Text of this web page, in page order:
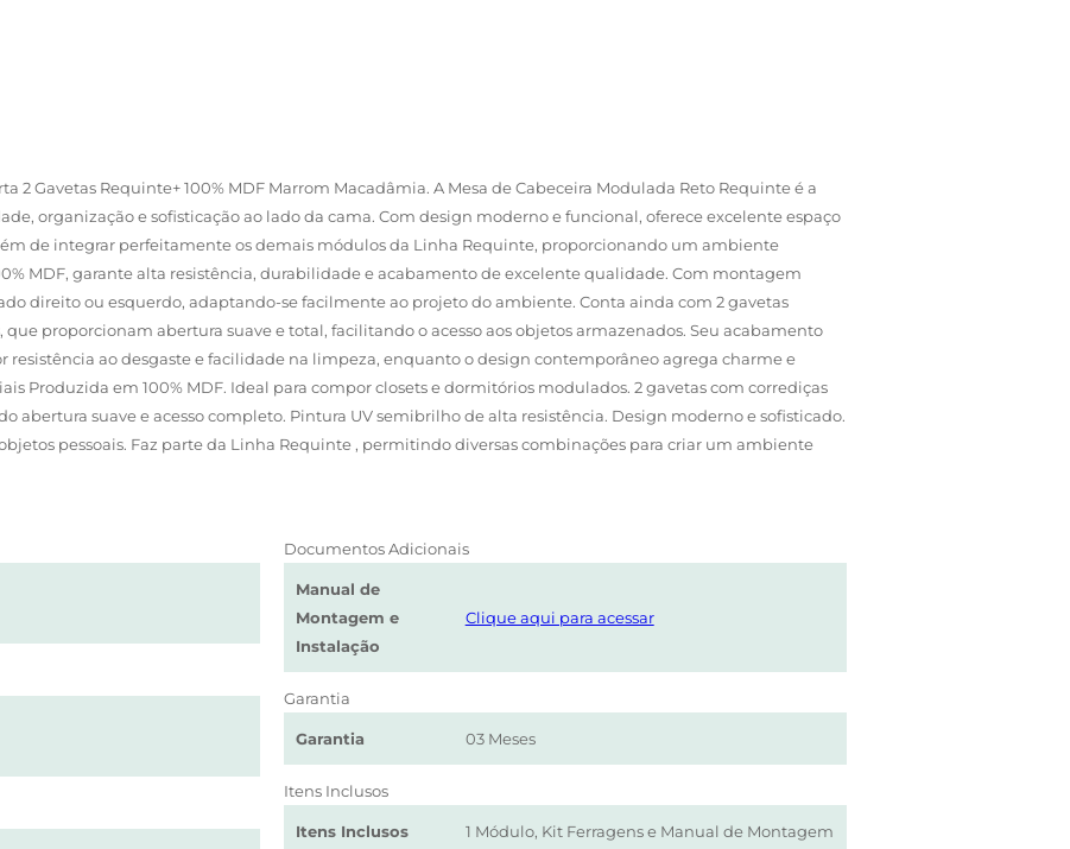
2 Gavetas Requinte+ 100% MDF Marrom Macadâmia. A Mesa de Cabeceira Modulada Reto Requinte é a
organização e sofisticação ao lado da cama. Com design moderno e funcional, oferece excelente espaço
de integrar perfeitamente os demais módulos da Linha Requinte, proporcionando um ambiente
MDF, garante alta resistência, durabilidade e acabamento de excelente qualidade. Com montagem
direito ou esquerdo, adaptando-se facilmente ao projeto do ambiente. Conta ainda com 2 gavetas
proporcionam abertura suave e total, facilitando o acesso aos objetos armazenados. Seu acabamento
resistência ao desgaste e facilidade na limpeza, enquanto o design contemporâneo agrega charme e
Produzida em 100% MDF. Ideal para compor closets e dormitórios modulados. 2 gavetas com corrediças
abertura suave e acesso completo. Pintura UV semibrilho de alta resistência. Design moderno e sofisticado.
pessoais. Faz parte da Linha Requinte , permitindo diversas combinações para criar um ambiente
Documentos Adicionais
Manual de
Montagem e
Instalação
Clique aqui para acessar
Garantia
Garantia 03 Meses
Itens Inclusos
Itens Inclusos 1 Módulo, Kit Ferragens e Manual de Montagem